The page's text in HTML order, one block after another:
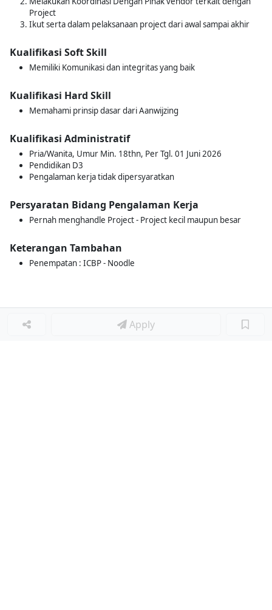
Project
Ikut serta dalam pelaksanaan project dari awal sampai akhir
Kualifikasi Soft Skill
Memiliki Komunikasi dan integritas yang baik
Kualifikasi Hard Skill
Memahami prinsip dasar dari Aanwijzing
Kualifikasi Administratif
Pria/Wanita, Umur Min. 18thn, Per Tgl. 01 Juni 2026
Pendidikan D3
Pengalaman kerja tidak dipersyaratkan
Persyaratan Bidang Pengalaman Kerja
Pernah menghandle Project - Project kecil maupun besar
Keterangan Tambahan
Penempatan : ICBP - Noodle
Apply